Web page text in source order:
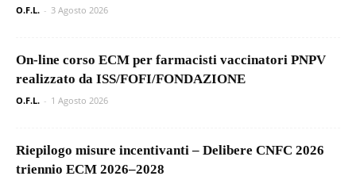
O.F.L. - 3 Agosto 2026
On-line corso ECM per farmacisti vaccinatori PNPV
realizzato da ISS/FOFI/FONDAZIONE
O.F.L. - 1 Agosto 2026
Riepilogo misure incentivanti – Delibere CNFC 2026
triennio ECM 2026–2028